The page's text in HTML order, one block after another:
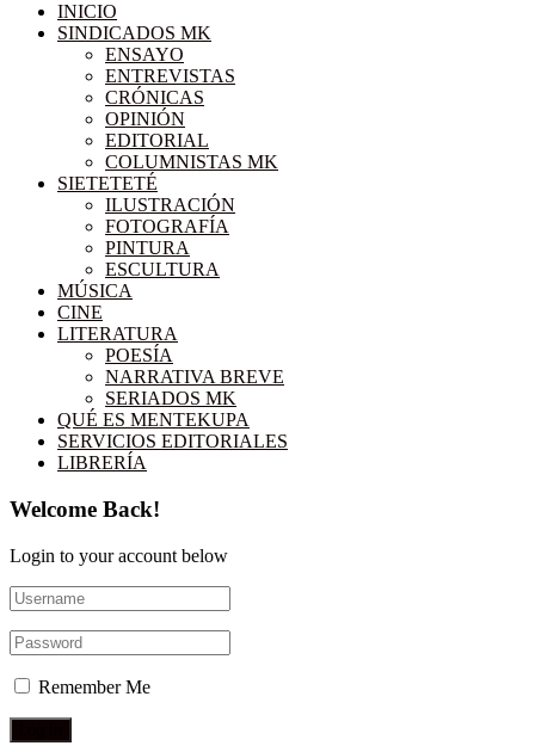
INICIO
SINDICADOS MK
ENSAYO
ENTREVISTAS
CRÓNICAS
OPINIÓN
EDITORIAL
COLUMNISTAS MK
SIETETETÉ
ILUSTRACIÓN
FOTOGRAFÍA
PINTURA
ESCULTURA
MÚSICA
CINE
LITERATURA
POESÍA
NARRATIVA BREVE
SERIADOS MK
QUÉ ES MENTEKUPA
SERVICIOS EDITORIALES
LIBRERÍA
Welcome Back!
Login to your account below
Remember Me